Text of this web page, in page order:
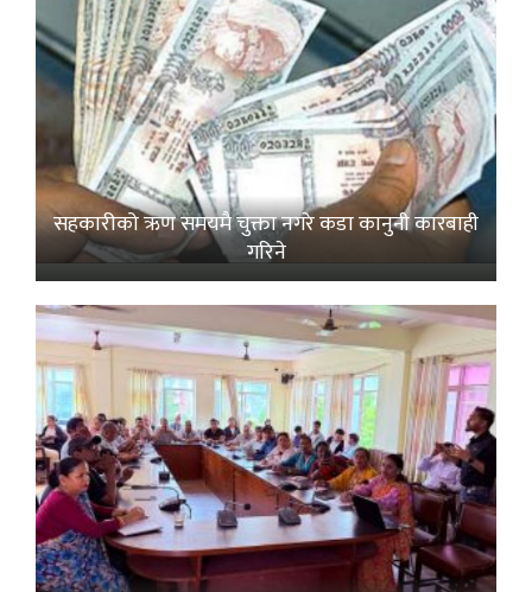
सहकारीको ऋण समयमै चुक्ता नगरे कडा कानुनी कारबाही
गरिने